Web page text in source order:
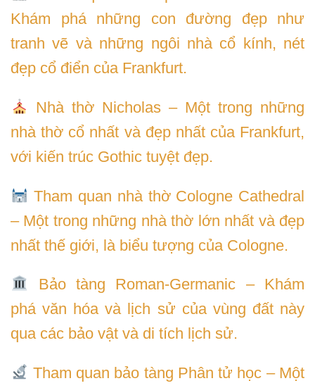
Khám phá những con đường đẹp như
tranh vẽ và những ngôi nhà cổ kính, nét
đẹp cổ điển của Frankfurt.
Nhà thờ Nicholas – Một trong những
nhà thờ cổ nhất và đẹp nhất của Frankfurt,
với kiến trúc Gothic tuyệt đẹp.
Tham quan nhà thờ Cologne Cathedral
– Một trong những nhà thờ lớn nhất và đẹp
nhất thế giới, là biểu tượng của Cologne.
Bảo tàng Roman-Germanic – Khám
phá văn hóa và lịch sử của vùng đất này
qua các bảo vật và di tích lịch sử.
Tham quan bảo tàng Phân tử học – Một